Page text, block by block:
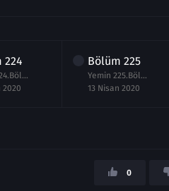
224
Yemin 224.Bölüm izle
2020
Bölüm 225
Yemin 225.Bölüm izle
13 Nisan 2020
0